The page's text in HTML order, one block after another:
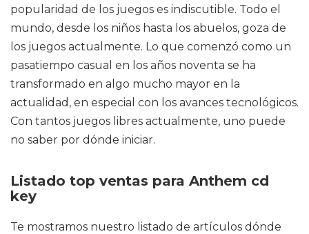
popularidad de los juegos es indiscutible. Todo el
mundo, desde los niños hasta los abuelos, goza de
los juegos actualmente. Lo que comenzó como un
pasatiempo casual en los años noventa se ha
transformado en algo mucho mayor en la
actualidad, en especial con los avances tecnológicos.
Con tantos juegos libres actualmente, uno puede
no saber por dónde iniciar.
Listado top ventas para Anthem cd
key
Te mostramos nuestro listado de artículos dónde